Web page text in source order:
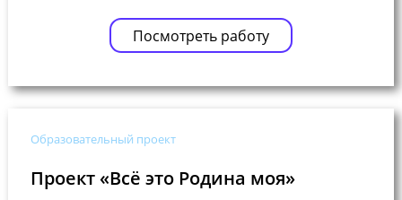
Посмотреть работу
Образовательный проект
Проект «Всё это Родина моя»